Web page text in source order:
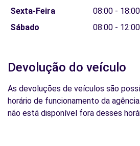
Sexta-Feira
08:00 - 18:00
Sábado
08:00 - 12:00
Devolução do veículo
As devoluções de veículos são
horário de funcionamento da
não está disponível fora desses